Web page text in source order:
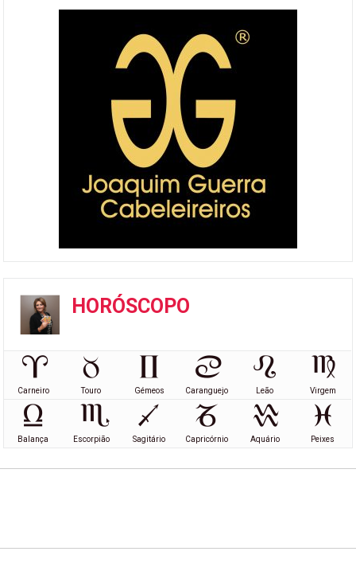
HORÓSCOPO
Carneiro Touro Gémeos Caranguejo Leão Virgem
Balança Escorpião Sagitário Capricórnio Aquário Peixes